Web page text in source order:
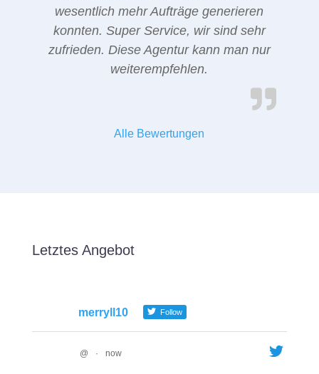
wesentlich mehr Aufträge generieren
konnten. Super Service, wir sind sehr
zufrieden. Diese Agentur kann man nur
weiterempfehlen.
Alle Bewertungen
Letztes Angebot
merryll10 Follow
@ · now